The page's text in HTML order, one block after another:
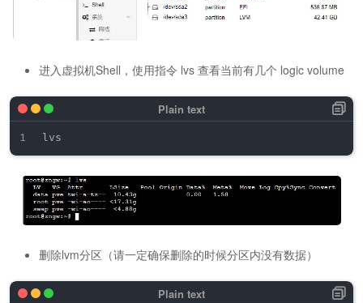
进入虚拟机Shell，使用指令 lvs 查看当前有几个 logic volume
删除lvm分区（请一定确保删除的时候分区内没有数据）